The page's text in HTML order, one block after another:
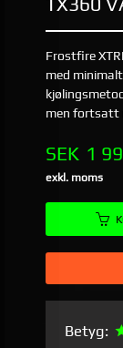
Frostfire
med
men fortsatt
Pris
SEK 1
exkl. moms
Betyg: